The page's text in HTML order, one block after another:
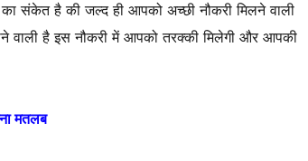
संकेत है की जल्द ही आपको अच्छी नौकरी मिलने वाली
वाली है इस नौकरी में आपको तरक्की मिलेगी और आपकी
मतलब